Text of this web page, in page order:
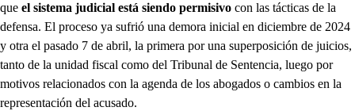
que el sistema judicial está siendo permisivo con las tácticas de la
defensa. El proceso ya sufrió una demora inicial en diciembre de 2024
y otra el pasado 7 de abril, la primera por una superposición de juicios,
tanto de la unidad fiscal como del Tribunal de Sentencia, luego por
motivos relacionados con la agenda de los abogados o cambios en la
representación del acusado.